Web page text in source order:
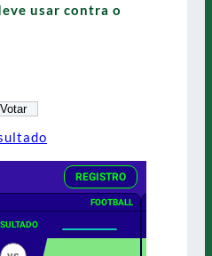
usar contra o